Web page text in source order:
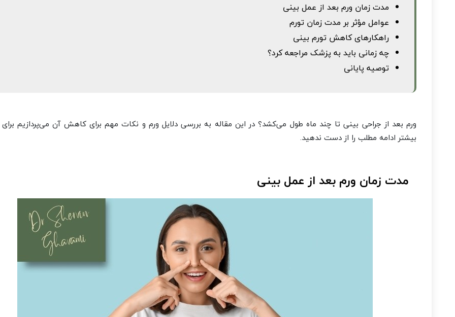
مدت زمان ورم بعد از عمل بینی
عوامل مؤثر بر مدت زمان تورم
راهکارهای کاهش تورم بینی
چه زمانی باید به پزشک مراجعه کرد؟
توصیه پایانی
ورم بعد از جراحی بینی تا چند ماه طول می‌کشد؟ در این مقاله به بررسی دلایل ورم و نکات مهم برای کاهش آن می‌پردازیم برای
بیشتر ادامه مطلب را از دست ندهید.
مدت زمان ورم بعد از عمل بینی